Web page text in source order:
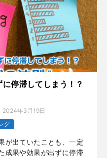
停滞してしまう！？
2024年3月19日
グ
が出ていたことも、一定
成果や効果が出ずに停滞